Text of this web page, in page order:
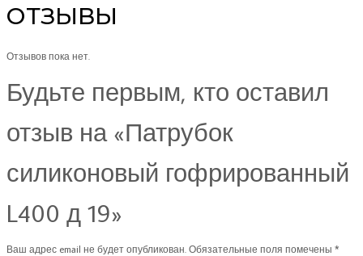
ОТЗЫВЫ
Отзывов пока нет.
Будьте первым, кто оставил
отзыв на «Патрубок
силиконовый гофрированный
L400 д 19»
Ваш адрес email не будет опубликован. Обязательные поля помечены *